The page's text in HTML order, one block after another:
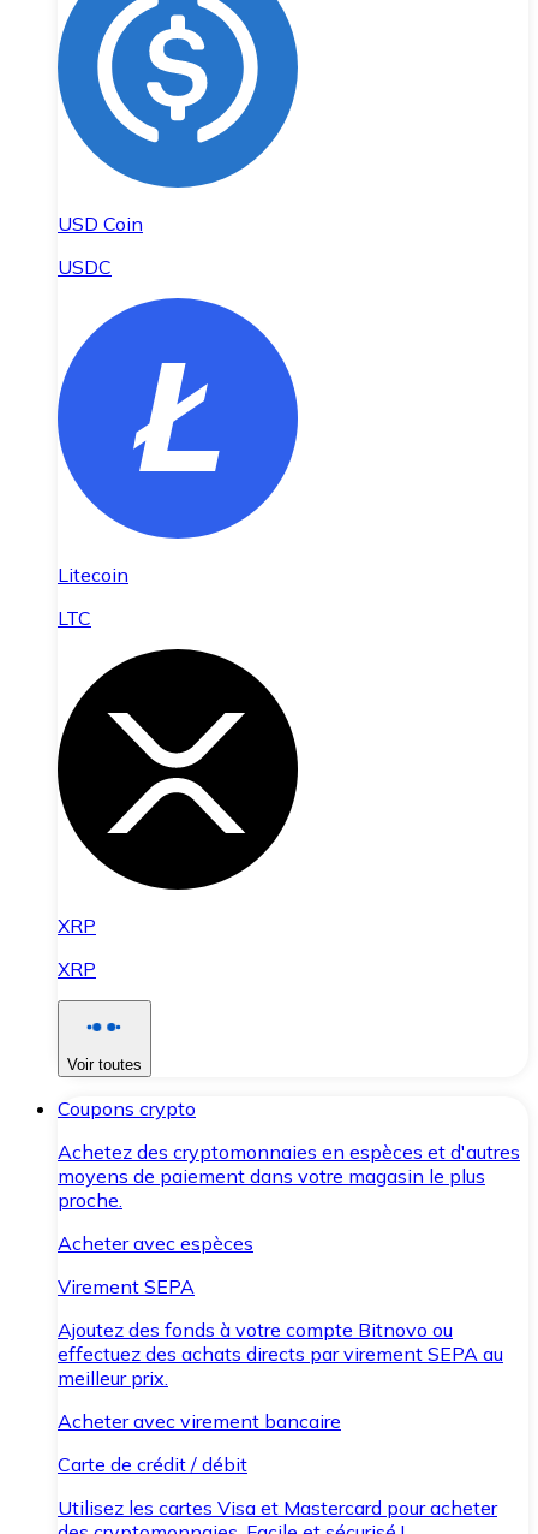
USD Coin
USDC
Litecoin
LTC
XRP
XRP
Voir toutes
Coupons crypto
Achetez des cryptomonnaies en espèces et d'autres
moyens de paiement dans votre magasin le plus
proche.
Acheter avec espèces
Virement SEPA
Ajoutez des fonds à votre compte Bitnovo ou
effectuez des achats directs par virement SEPA au
meilleur prix.
Acheter avec virement bancaire
Carte de crédit / débit
Utilisez les cartes Visa et Mastercard pour acheter